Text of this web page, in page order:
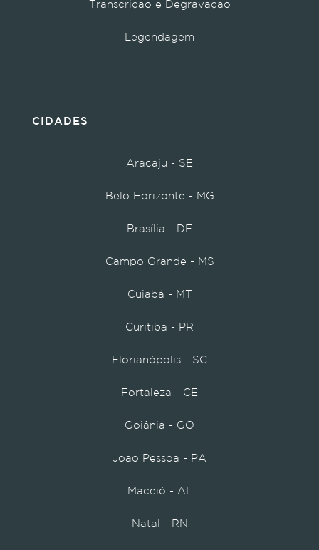
Transcrição e Degravação
Legendagem
CIDADES
Aracaju - SE
Belo Horizonte - MG
Brasília - DF
Campo Grande - MS
Cuiabá - MT
Curitiba - PR
Florianópolis - SC
Fortaleza - CE
Goiânia - GO
João Pessoa - PA
Maceió - AL
Natal - RN